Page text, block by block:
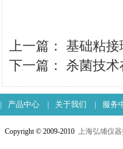
上一篇： 基础粘
下一篇： 杀菌技
| 产品中心 | 关于我们 | 服务
Copyright © 2009-2010 上海弘埔仪